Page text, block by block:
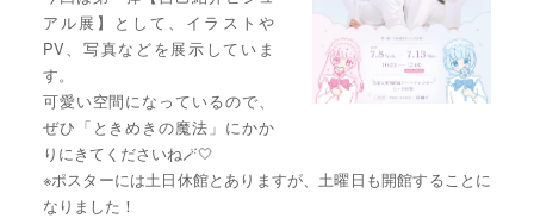
アル展】として、イラストや
PV、写真などを展示していま
す。
可愛い空間になっているので、
ぜひ「ときめきの魔法」にかか
りにきてくださいね🪄🤍
※ポスターには土日休館とありますが、土曜日も開館することに
なりました！